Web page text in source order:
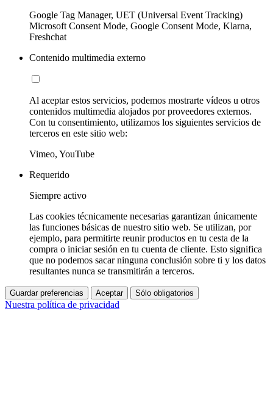
Google Tag Manager, UET (Universal Event Tracking)
Microsoft Consent Mode, Google Consent Mode, Klarna,
Freshchat
Contenido multimedia externo
Al aceptar estos servicios, podemos mostrarte vídeos u otros
contenidos multimedia alojados por proveedores externos.
Con tu consentimiento, utilizamos los siguientes servicios de
terceros en este sitio web:
Vimeo, YouTube
Requerido
Siempre activo
Las cookies técnicamente necesarias garantizan únicamente
las funciones básicas de nuestro sitio web. Se utilizan, por
ejemplo, para permitirte reunir productos en tu cesta de la
compra o iniciar sesión en tu cuenta de cliente. Esto significa
que no podemos sacar ninguna conclusión sobre ti y los datos
resultantes nunca se transmitirán a terceros.
Guardar preferencias Aceptar Sólo obligatorios
Nuestra política de privacidad